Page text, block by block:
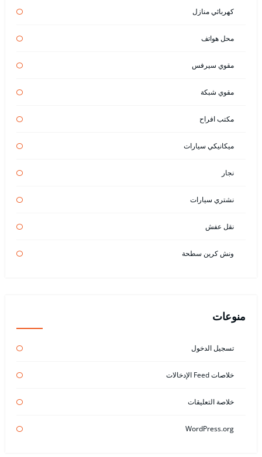
كهربائي منازل
محل هواتف
مقوي سيرفس
مقوي شبكة
مكتب افراح
ميكانيكي سيارات
نجار
نشتري سيارات
نقل عفش
ونش كرين سطحة
منوعات
تسجيل الدخول
خلاصات Feed الإدخالات
خلاصة التعليقات
WordPress.org